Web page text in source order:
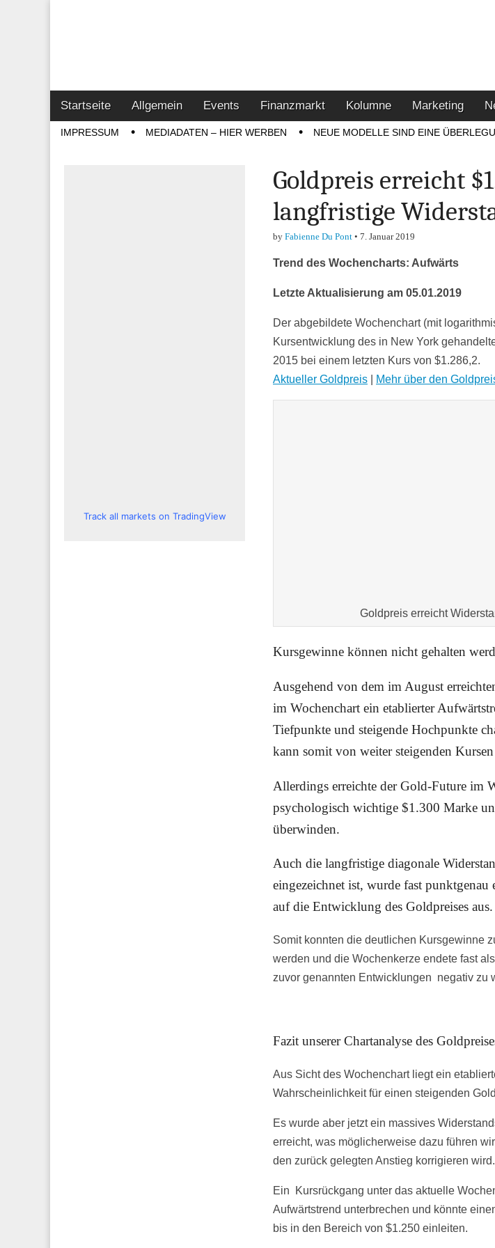
Main
menu
Skip
to
content
Startseite Allgemein Events Finanzmarkt Kolumne Marketing
SubIMPRESSUM MEDIADATEN – HIER WERBEN NEUE MODELLE SIND EINE
Goldpreis erreicht
langfristige
by Fabienne Du Pont • 7. Januar 2019
Trend des Wochencharts: Aufwärts
Letzte Aktualisierung am 05.01.2019
Der abgebildete Wochenchart (mit
Kursentwicklung des in New York
2015 bei einem letzten Kurs von $1.286,2.
Aktueller Goldpreis
Mehr über den
Goldpreis erreicht
Kursgewinne können nicht gehalten
Ausgehend von dem im August
im Wochenchart ein etablierter
Tiefpunkte und steigende Hochpunkte
kann somit von weiter steigenden
Allerdings erreichte der Gold-Future im
psychologisch wichtige $1.300 Marke
überwinden.
Auch die langfristige diagonale
eingezeichnet ist, wurde fast
auf die Entwicklung des Goldpreises aus.
Somit konnten die deutlichen Kursgewinne
werden und die Wochenkerze endete fast
zuvor genannten Entwicklungen negativ zu
Fazit unserer Chartanalyse des
Aus Sicht des Wochenchart liegt ein
Wahrscheinlichkeit für einen steigenden
Es wurde aber jetzt ein massives
erreicht, was möglicherweise dazu führen
den zurück gelegten Anstieg korrigieren wird.
Ein Kursrückgang unter das aktuelle
Aufwärtstrend unterbrechen und könnte
bis in den Bereich von $1.250 einleiten.
Track all markets on TradingView